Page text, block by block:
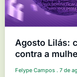
Agosto Lilás:
contra a
Felype Campos 7 de